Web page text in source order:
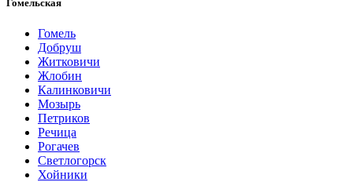
Гомельская
Гомель
Добруш
Житковичи
Жлобин
Калинковичи
Мозырь
Петриков
Речица
Рогачев
Светлогорск
Хойники